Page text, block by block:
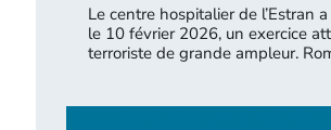
Le centre hospitalier de l’Estran
le 10 février 2026, un exercice
terroriste de grande ampleur.